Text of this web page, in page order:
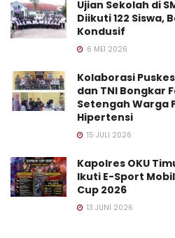
Ujian Sekolah di
Diikuti 122 Siswa,
Kondusif
6 MEI 2026
Kolaborasi
dan TNI Bongkar
Setengah Warga
Hipertensi
15 JULI 2026
Kapolres OKU
Ikuti E-Sport
Cup 2026
13 JUNI 2026